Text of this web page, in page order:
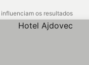
os resultados